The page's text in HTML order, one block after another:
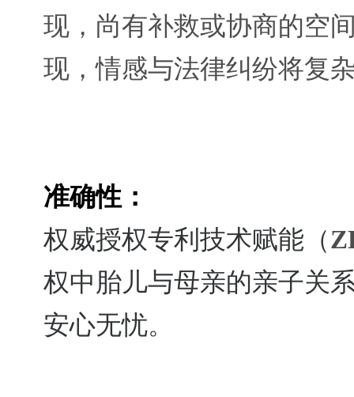
现，尚有补救或协商的空
现，情感与法律纠纷将复
准确性：
权威授权专利技术赋能（
权中胎儿与母亲的亲子关
安心无忧。